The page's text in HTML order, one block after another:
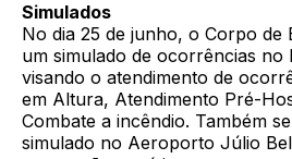
Simulados
No dia 25 de junho, o Corpo de
um simulado de ocorrências no
visando o atendimento de
em Altura, Atendimento Pré-
Combate a incêndio. Também
simulado no Aeroporto Júlio